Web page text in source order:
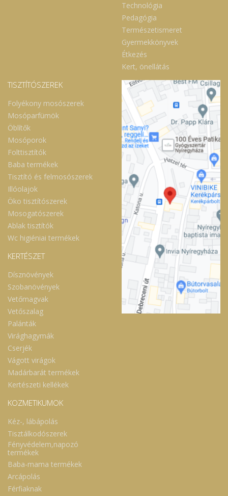
Technológia
Pedagógia
Természetismeret
Gyermekkönyvek
Étkezés
Kert, önellátás
TISZTÍTÓSZEREK
Folyékony mosószerek
Mosóparfümök
Öblítők
Mosóporok
Folttisztítók
Baba termékek
Tisztító és felmosószerek
Illóolajok
Öko tisztítószerek
Mosogatószerek
Ablak tisztítók
Wc higiéniai termékek
KERTÉSZET
Dísznövények
Szobanövények
Vetőmagvak
Vetőszalag
Palánták
Virághagymák
Cserjék
Vágott virágok
Madárbarát termékek
Kertészeti kellékek
KOZMETIKUMOK
Kéz-, lábápolás
Tisztálkodószerek
Fényvédelem,napozó
termékek
Baba-mama termékek
Arcápolás
Férfiaknak